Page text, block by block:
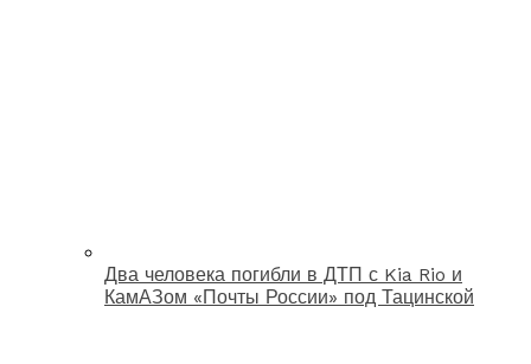
Два человека погибли в ДТП с Kia Rio и
КамАЗом «Почты России» под Тацинской